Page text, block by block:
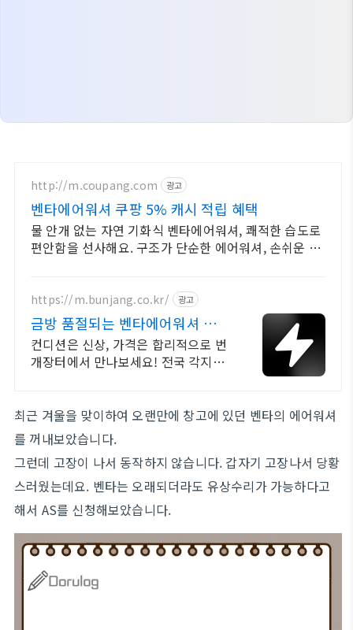
http://m.coupang.com 광고
벤타에어워셔 쿠팡 5% 캐시 적립 혜택
물 안개 없는 자연 기화식 벤타에어워셔, 쾌적한 습도로
편안함을 선사해요. 구조가 단순한 에어워셔, 손쉬운 세
https://m.bunjang.co.kr/ 광고
금방 품절되는 벤타에어워셔 국내
최대 브랜드 중고거래
컨디션은 신상, 가격은 합리적으로 번
개장터에서 만나보세요! 전국 각지에
최근 겨울을 맞이하여 오랜만에 창고에 있던 벤타의 에어워셔
를 꺼내보았습니다.
그런데 고장이 나서 동작하지 않습니다. 갑자기 고장나서 당황
스러웠는데요. 벤타는 오래되더라도 유상수리가 가능하다고
해서 AS를 신청해보았습니다.